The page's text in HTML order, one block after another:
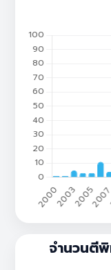
จำนวนตี